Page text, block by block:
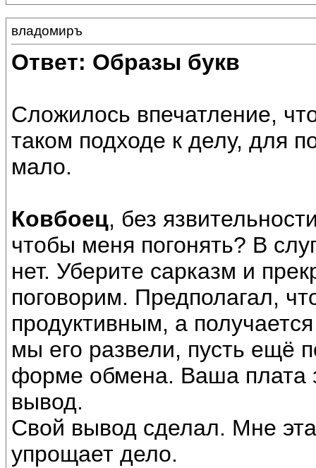
владомиръ
Ответ: Образы букв
Сложилось впечатление,
таком подходе к делу, для
мало.
Ковбоец, без
чтобы меня погонять? В
нет. Уберите сарказм и
поговорим. Предполагал,
продуктивным, а
мы его развели, пусть ещё
форме обмена. Ваша плата
вывод.
Свой вывод сделал. Мне эта
упрощает дело.